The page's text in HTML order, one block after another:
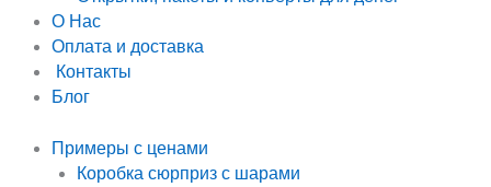
О Нас
Оплата и доставка
Контакты
Блог
Примеры с ценами
Коробка сюрприз с шарами